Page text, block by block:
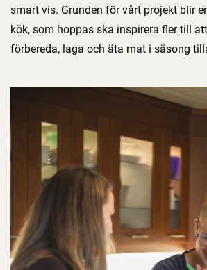
smart vis. Grunden för vårt projekt blir
kök, som hoppas ska inspirera fler till
förbereda, laga och äta mat i säsong